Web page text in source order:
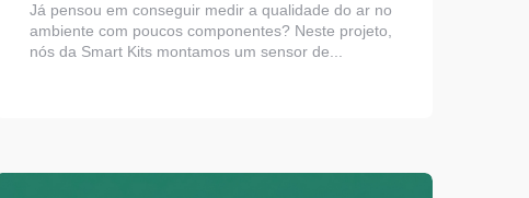
Já pensou em conseguir medir a qualidade do ar no
ambiente com poucos componentes? Neste projeto,
nós da Smart Kits montamos um sensor de...